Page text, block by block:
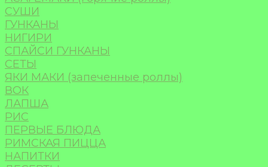
СУШИ
ГУНКАНЫ
НИГИРИ
СПАЙСИ ГУНКАНЫ
СЕТЫ
ЯКИ МАКИ (запеченные роллы)
ВОК
ЛАПША
РИС
ПЕРВЫЕ БЛЮДА
РИМСКАЯ ПИЦЦА
НАПИТКИ